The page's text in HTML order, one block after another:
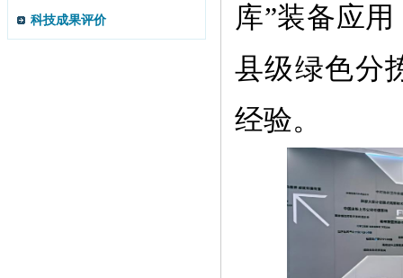
科技成果评价
库”装备应
县级绿色分
经验。